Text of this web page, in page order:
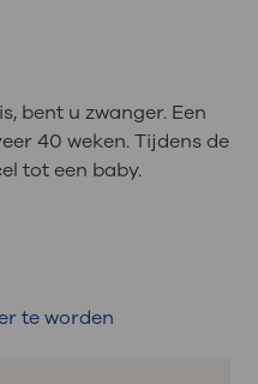
bent u zwanger. Een
40 weken. Tijdens de
tot een baby.
te worden